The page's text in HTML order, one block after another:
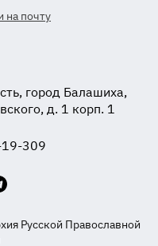
на почту
город Балашиха,
д. 1 корп. 1
309
Русской Православной